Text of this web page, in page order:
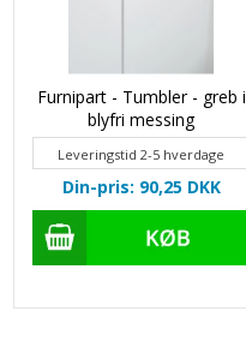
Furnipart - Tumbler - greb i
blyfri messing
Leveringstid 2-5 hverdage
Din-pris: 90,25 DKK